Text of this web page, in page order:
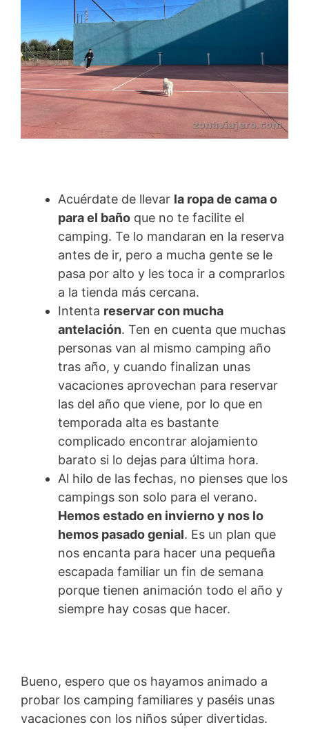
Acuérdate de llevar la ropa de cama o
para el baño que no te facilite el
camping. Te lo mandaran en la reserva
antes de ir, pero a mucha gente se le
pasa por alto y les toca ir a comprarlos
a la tienda más cercana.
Intenta reservar con mucha
antelación. Ten en cuenta que muchas
personas van al mismo camping año
tras año, y cuando finalizan unas
vacaciones aprovechan para reservar
las del año que viene, por lo que en
temporada alta es bastante
complicado encontrar alojamiento
barato si lo dejas para última hora.
Al hilo de las fechas, no pienses que los
campings son solo para el verano.
Hemos estado en invierno y nos lo
hemos pasado genial. Es un plan que
nos encanta para hacer una pequeña
escapada familiar un fin de semana
porque tienen animación todo el año y
siempre hay cosas que hacer.
Bueno, espero que os hayamos animado a
probar los camping familiares y paséis unas
vacaciones con los niños súper divertidas.